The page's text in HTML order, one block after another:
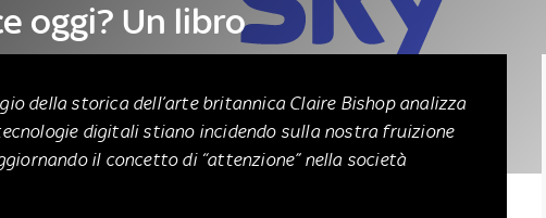
oggi? Un libro
2025
della storica dell’arte britannica Claire Bishop analizza
digitali stiano incidendo sulla nostra fruizione
il concetto di “attenzione” nella società